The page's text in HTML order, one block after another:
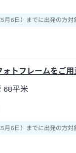
6日）までに出発の方対
トフレームをご
68平米
6日）までに出発の方対